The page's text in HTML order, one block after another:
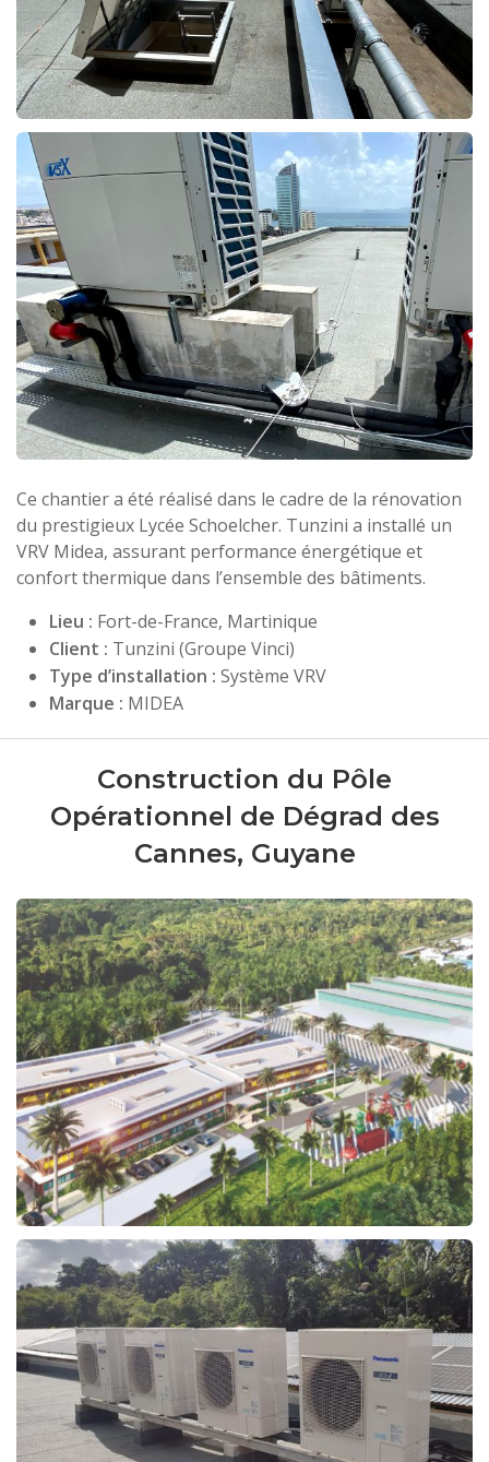
Ce chantier a été réalisé dans le cadre de la rénovation
du prestigieux Lycée Schoelcher. Tunzini a installé un
VRV Midea, assurant performance énergétique et
confort thermique dans l’ensemble des bâtiments.
Lieu : Fort-de-France, Martinique
Client : Tunzini (Groupe Vinci)
Type d’installation : Système VRV
Marque : MIDEA
Construction du Pôle
Opérationnel de Dégrad des
Cannes, Guyane